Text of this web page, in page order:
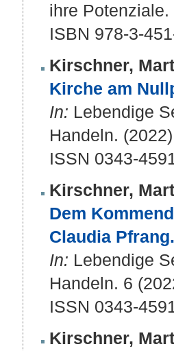
ihre
ISBN 978-3-
Kirschner,
Kirche am
In: Lebendige
Handeln.
ISSN 0343-
Kirschner,
Dem
Claudia Pfrang.
In: Lebendige
Handeln. 6
ISSN 0343-
Kirschner,